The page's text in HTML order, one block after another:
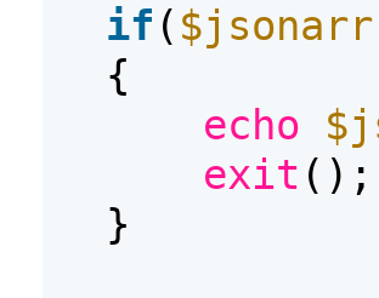
if ( $jsonarr
{
echo
exit ();
}